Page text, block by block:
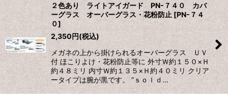
２色あり ライトアイガード PN-７４０ カバ
ーグラス オーバーグラス・花粉防止 [PN-７４
０]
2,350円(税込)
メガネの上から掛けられるオーバーグラス ＵＶ
付 ほこりよけ・花粉防止等に 外寸Ｗ約１５０×Ｈ
約４８ミリ 内寸Ｗ約１３５×Ｈ約４０ミリ クリア
ータイプは腕が黒です。 ”ｓｏｌｄ…